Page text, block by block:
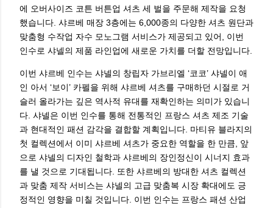
에 오버사이즈 코튼 버튼업 셔츠 세 벌을 주문해 제작을 요청
했습니다. 샤르베 매장 3층에는 6,000종의 다양한 셔츠 원단과
맞춤형 수작업 자수 모노그램 서비스가 제공되고 있어, 이번
인수로 샤넬의 제품 라인업에 새로운 가치를 더할 전망입니다.
이번 샤르베 인수는 샤넬의 창립자 가브리엘 ‘코코’ 샤넬이 애
인 아서 ‘보이’ 카펠을 위해 샤르베 셔츠를 구매하던 시절로 거
슬러 올라가는 깊은 역사적 유대를 재확인하는 의미가 있습니
다. 샤넬은 이번 인수를 통해 전통적인 프랑스 셔츠 제조 기술
과 현대적인 패션 감각을 결합할 계획입니다. 마티유 블라지의
첫 컬렉션에서 이미 샤르베 셔츠가 중요한 역할을 한 만큼, 앞
으로 샤넬의 디자인 철학과 샤르베의 장인정신이 시너지 효과
를 낼 것으로 기대됩니다. 또한 샤르베의 방대한 셔츠 컬렉션
과 맞춤 제작 서비스는 샤넬의 고급 맞춤복 시장 확대에도 긍
정적인 영향을 미칠 것입니다. 이번 인수는 프랑스 패션 산업